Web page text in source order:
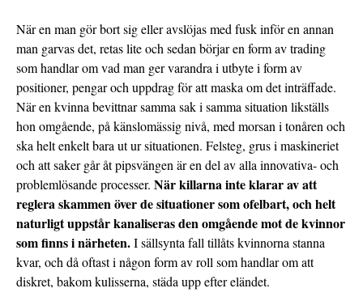
När en man gör bort sig eller avslöjas med fusk inför en annan
man garvas det, retas lite och sedan börjar en form av trading
som handlar om vad man ger varandra i utbyte i form av
positioner, pengar och uppdrag för att maska om det inträffade.
När en kvinna bevittnar samma sak i samma situation likställs
hon omgående, på känslomässig nivå, med morsan i tonåren och
ska helt enkelt bara ut ur situationen. Felsteg, grus i maskineriet
och att saker går åt pipsvängen är en del av alla innovativa- och
problemlösande processer. När killarna inte klarar av att
reglera skammen över de situationer som ofelbart, och helt
naturligt uppstår kanaliseras den omgående mot de kvinnor
som finns i närheten.I sällsynta fall tillåts kvinnorna stanna
kvar, och då oftast i någon form av roll som handlar om att
diskret, bakom kulisserna, städa upp efter eländet.